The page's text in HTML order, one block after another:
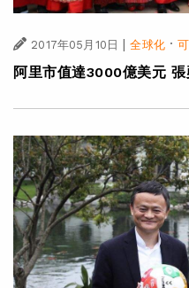
2017年05月10日 | 全球化·
阿里市值達3000億美元